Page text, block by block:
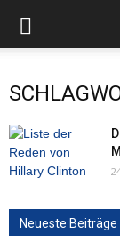
Neueste Beiträge